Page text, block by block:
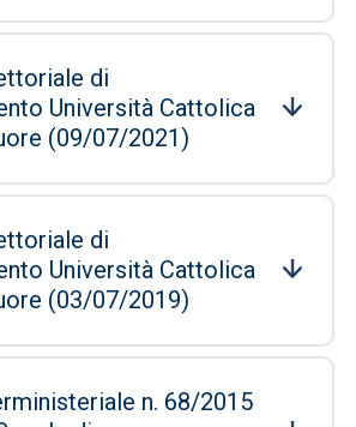
di
Università Cattolica
(09/07/2021)
di
Università Cattolica
(03/07/2019)
n. 68/2015